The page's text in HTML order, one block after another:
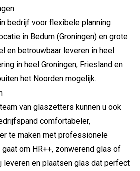
bedrijf voor flexibele planning
in Bedum (Groningen) en grote
en betrouwbaar leveren in heel
in heel Groningen, Friesland en
het Noorden mogelijk.
van glaszetters kunnen u ook
comfortabeler,
te maken met professionele
om HR++, zonwerend glas of
leveren en plaatsen glas dat perfect